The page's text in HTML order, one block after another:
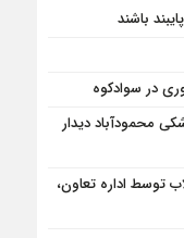
باشند
محمودآباد دیدار
۴۵ سالگی انقلاب توسط اداره تعاون،